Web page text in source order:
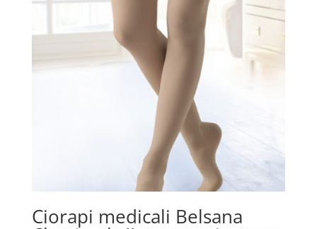
pagina
produsului.
Ciorapi medicali Belsana